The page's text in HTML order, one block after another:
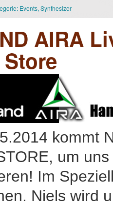
Events, Synthesizer
AIRA
kommt
um
Im
Niels wird